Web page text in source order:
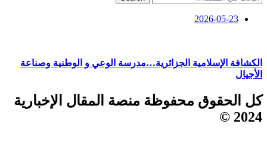
2026-05-23
الكشافة الإسلامية الجزائرية…مدرسة الوعي و الوطنية وصناعة
الأجيال
كل الحقوق محفوظة منصة المقال الإخبارية
2024 ©